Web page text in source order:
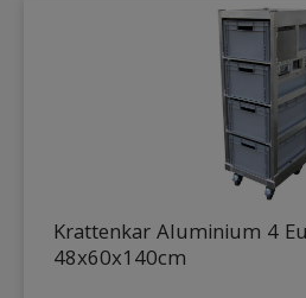
Krattenkar Aluminium 4
48x60x140cm